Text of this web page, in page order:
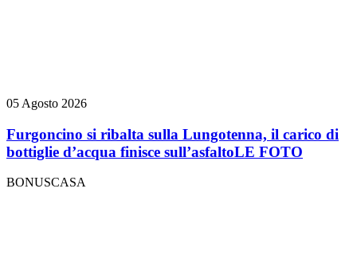
05 Agosto 2026
Furgoncino si ribalta sulla Lungotenna, il carico di
bottiglie d’acqua finisce sull’asfaltoLE FOTO
BONUSCASA